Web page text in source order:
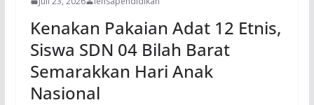
Kenakan Pakaian Adat 12 Etnis,
Siswa SDN 04 Bilah Barat
Semarakkan Hari Anak
Nasional